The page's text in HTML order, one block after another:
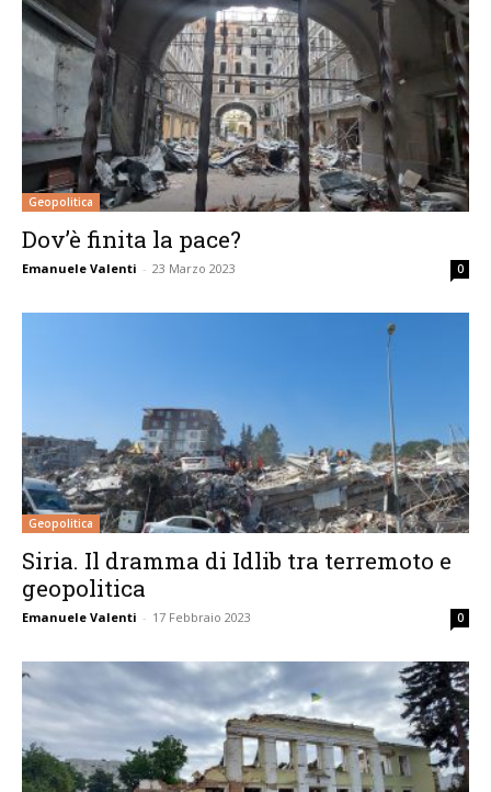
Geopolitica
Dov’è finita la pace?
Emanuele Valenti - 23 Marzo 2023 0
Geopolitica
Siria. Il dramma di Idlib tra terremoto e
geopolitica
Emanuele Valenti - 17 Febbraio 2023 0